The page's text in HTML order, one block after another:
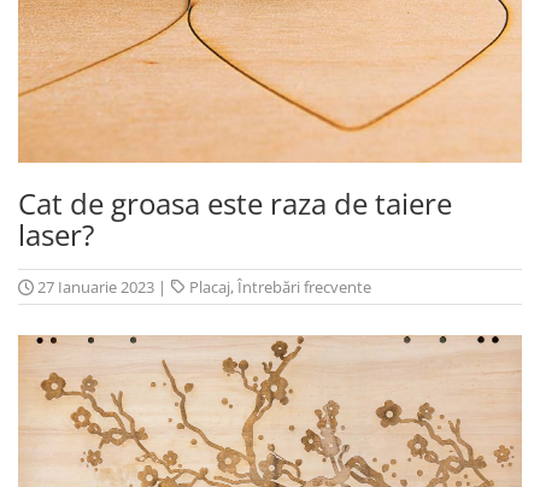
Cat de groasa este raza de taiere
laser?
27 Ianuarie 2023 | Placaj,Întrebări frecvente